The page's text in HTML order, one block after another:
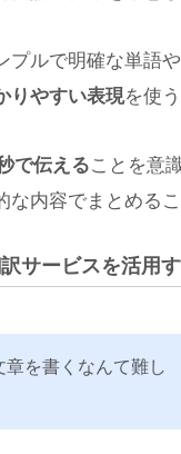
ルで明確な単語や
りやすい表現を使う
で伝えることを意
な内容でまとめるこ
サービスを活用
を書くなんて難し